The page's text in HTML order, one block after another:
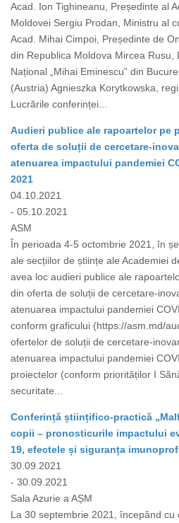
Acad. Ion Tighineanu, Președinte al
Moldovei Sergiu Prodan, Ministru al
Acad. Mihai Cimpoi, Președinte de
din Republica Moldova Mircea Rusu,
Național „Mihai Eminescu” din
(Austria) Agnieszka Korytkowska,
Lucrările conferinței...
Audieri publice ale rapoartelor pe
oferta de soluții de cercetare-
atenuarea impactului pandemiei
2021
04.10.2021
- 05.10.2021
ASM
În perioada 4-5 octombrie 2021, în
ale secțiilor de științe ale Academiei
avea loc audieri publice ale
din oferta de soluții de cercetare-
atenuarea impactului pandemiei
conform graficului (https://asm.md/
ofertelor de soluții de cercetare-
atenuarea impactului pandemiei
proiectelor (conform priorităților I
securitate...
Conferință științifico-practică
copii – pronosticurile impactului
19, efectele și siguranța
30.09.2021
- 30.09.2021
Sala Azurie a AȘM
La 30 septembrie 2021, începând cu